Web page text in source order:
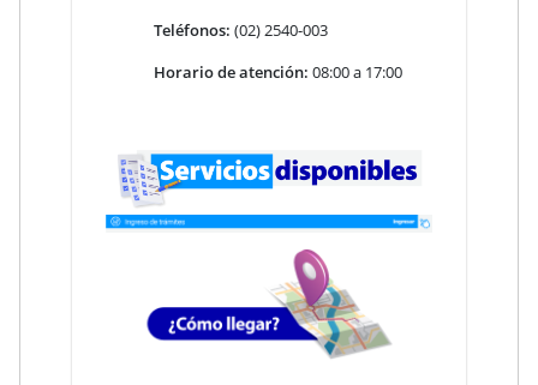
Teléfonos: (02) 2540-003
Horario de atención: 08:00 a 17:00